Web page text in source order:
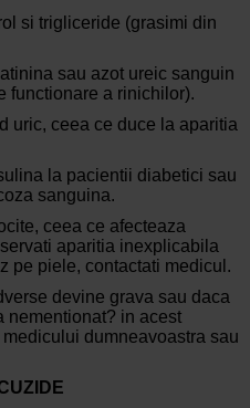
si trigliceride (grasimi din
sau azot ureic sanguin
functionare a rinichilor).
uric, ceea ce duce la aparitia
la pacientii diabetici sau
sanguina.
ceea ce afecteaza
aparitia inexplicabila
pe piele, contactati medicul.
devine grava sau daca
nementionat? in acest
dumneavoastra sau